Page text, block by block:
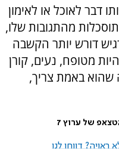
דבר לאוכל או לאימון
מהתגובות שלו,
דורש יותר הקשבה
מטופח, נעים, קורן
שהוא באמת צריך,
של ערוץ 7
דווחו לנו